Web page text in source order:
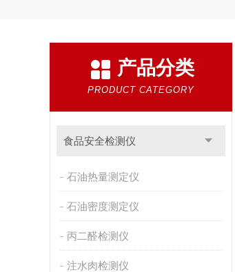
产品分类
PRODUCT CATEGORY
食品安全检测仪
石油热量测定仪
石油密度测定仪
丙二醛检测仪
注水肉检测仪